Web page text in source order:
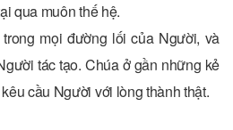
qua muôn thế hệ.
mọi đường lối của Người, và
tác tạo. Chúa ở gần những kẻ
cầu Người với lòng thành thật.